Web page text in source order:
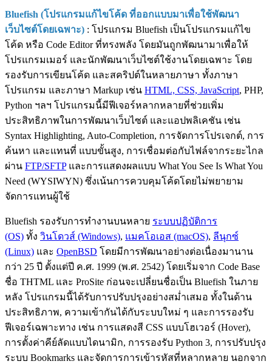
Bluefish (โปรแกรมแก้ไขโค้ด ที่ออกแบบมาเพื่อใช้พัฒนา
เว็บไซต์โดยเฉพาะ) : โปรแกรม Bluefish เป็นโปรแกรมแก้ไข
โค้ด หรือ Code Editor ที่ทรงพลัง โดยมันถูกพัฒนามาเพื่อให้
โปรแกรมเมอร์ และนักพัฒนาเว็บไซต์ใช้งานโดยเฉพาะ โดย
รองรับการเขียนโค้ด และสคริปต์ในหลายภาษา ทั้งภาษา
โปรแกรม และภาษา Markup เช่น HTML, CSS, JavaScript, PHP,
Python ฯลฯ โปรแกรมนี้มีฟีเจอร์หลากหลายที่ช่วยเพิ่ม
ประสิทธิภาพในการพัฒนาเว็บไซต์ และแอปพลิเคชัน เช่น
Syntax Highlighting, Auto-Completion, การจัดการโปรเจกต์, การ
ค้นหา และแทนที่ แบบขั้นสูง, การเชื่อมต่อกับไฟล์จากระยะไกล
ผ่าน FTP/SFTPและการแสดงผลแบบ What You See Is What You
Need (WYSIWYN) ซึ่งเน้นการควบคุมโค้ดโดยไม่พยายาม
จัดการแทนผู้ใช้
Bluefish รองรับการทำงานบนหลาย ระบบปฏิบัติการ
(OS) ทั้ง วินโดวส์ (Windows), แมคโอเอส (macOS), ลีนุกซ์
(Linux) และ OpenBSD โดยมีการพัฒนาอย่างต่อเนื่องมานาน
กว่า 25 ปี ตั้งแต่ปี ค.ศ. 1999 (พ.ศ. 2542) โดยเริ่มจาก Code Base
ชื่อ THTML และ ProSite ก่อนจะเปลี่ยนชื่อเป็น Bluefish ในภาย
หลัง โปรแกรมนี้ได้รับการปรับปรุงอย่างสม่ำเสมอ ทั้งในด้าน
ประสิทธิภาพ, ความเข้ากันได้กับระบบใหม่ ๆ และการรองรับ
ฟีเจอร์เฉพาะทาง เช่น การแสดงสี CSS แบบโฮเวอร์ (Hover),
การตั้งค่าคีย์ลัดแบบไดนามิก, การรองรับ Python 3, การปรับปรุง
ระบบ Bookmarks และจัดการการเข้ารหัสที่หลากหลาย นอกจาก